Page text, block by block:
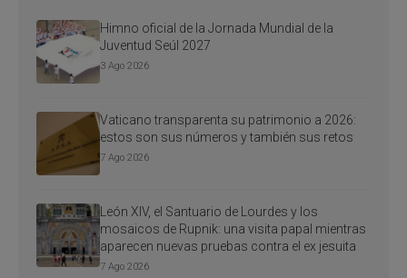
Himno oficial de la Jornada Mundial de la
Juventud Seúl 2027
3 Ago 2026
Vaticano transparenta su patrimonio a 2026:
estos son sus números y también sus retos
7 Ago 2026
León XIV, el Santuario de Lourdes y los
mosaicos de Rupnik: una visita papal mientras
aparecen nuevas pruebas contra el ex jesuita
7 Ago 2026